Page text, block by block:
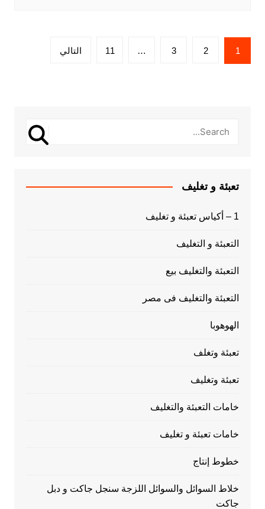
Posts
pagination
1
2
3
…
11 التالي
تعبئة و تغليف
1 – أكياس تعبئة و تغليف
التعبئة و التغليف
التعبئة والتغليف بيع
التعبئة والتغليف فى مصر
الهوهوبا
تعبئة وتغلف
تعبئة وتغليف
خامات التعبئة والتغليف
خامات تعبئة و تغليف
خطوط إنتاج
خلاط السوائل والسوائل اللزجة سنجل جاكت و دبل
جاكت